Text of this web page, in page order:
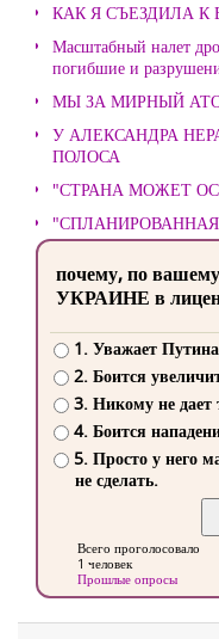
КАК Я СЪЕЗДИЛА
Масштабный налет
погибшие и
МЫ ЗА МИРНЫЙ
У АЛЕКСАНДРА
ПОЛОСА
"СТРАНА МОЖЕТ
почему, по
УКРАИНЕ в
1. Уважает
2. Боится
3. Никому не дает
4. Боится
5. Просто у него
не сделать.
Всего проголосовало
1 человек
Прошлые опросы